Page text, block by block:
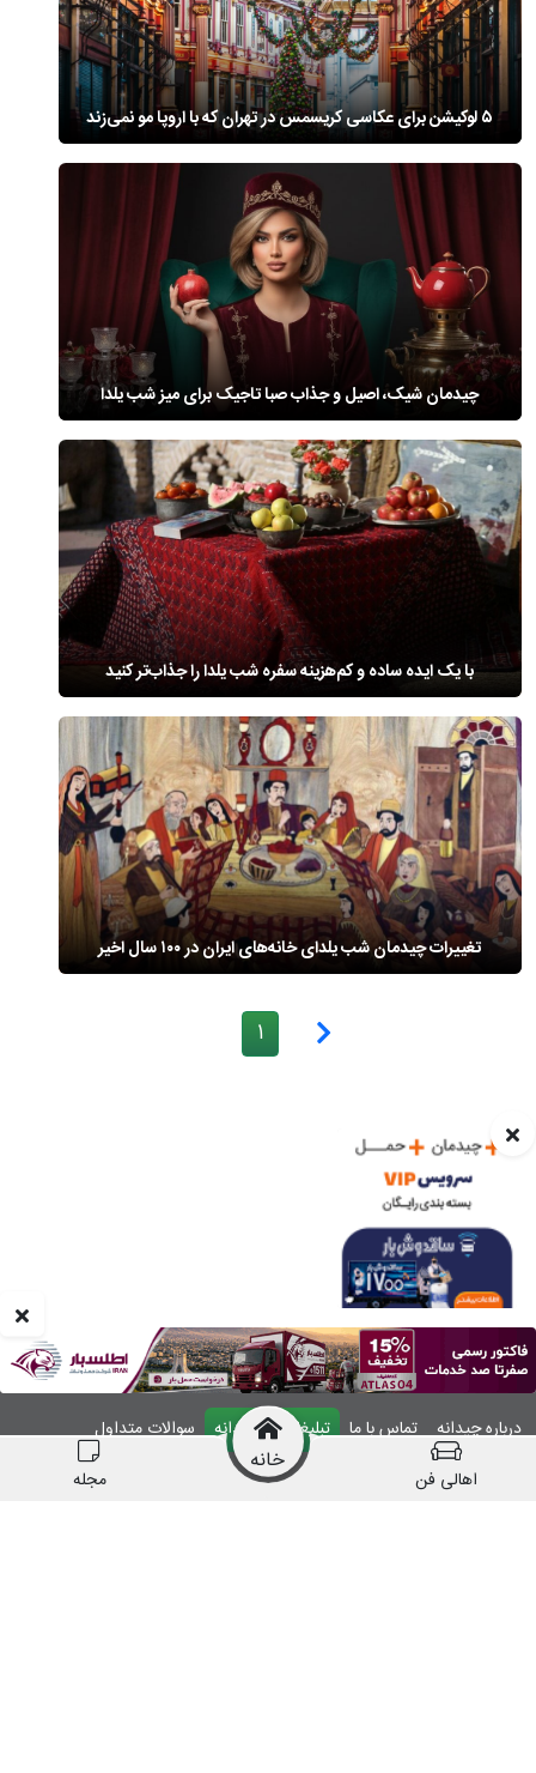
مجله
خانه
اهالی فن
۵ لوکیشن برای عکاسی کریسمس در تهران که با اروپا مو نمی‌زند
چیدمان شیک، اصیل و جذاب صبا تاجیک برای میز شب یلدا
با یک ایده‌ ساده و کم‌هزینه سفره شب یلدا را جذاب‌تر کنید
تغییرات چیدمان شب یلدای خانه‌های ایران در ۱۰۰ سال اخیر
1
درباره چیدانه تماس با ما تبلیغات در چیدانه
سوالات متداول
ورود